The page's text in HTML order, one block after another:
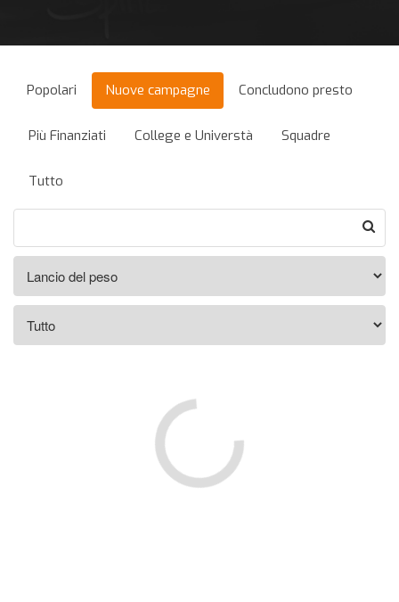
Popolari Nuove campagne Concludono presto
Più Finanziati College e Universtà Squadre
Tutto